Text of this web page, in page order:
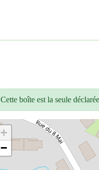
Cette boîte est la seule
+
−